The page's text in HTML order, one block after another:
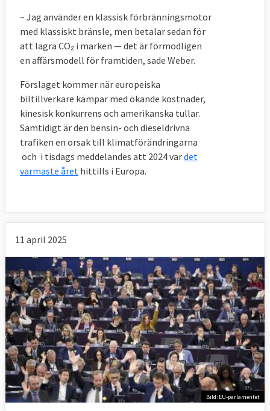
– Jag använder en klassisk förbränningsmotor
med klassiskt bränsle, men betalar sedan för
att lagra CO₂ i marken — det är förmodligen
en affärsmodell för framtiden, sade Weber.
Förslaget kommer när europeiska
biltillverkare kämpar med ökande kostnader,
kinesisk konkurrens och amerikanska tullar.
Samtidigt är den bensin- och dieseldrivna
trafiken en orsak till klimatförändringarna
och i tisdags meddelandes att 2024 vardet
varmaste året hittills i Europa.
11 april 2025
Bild: EU-parlamentet